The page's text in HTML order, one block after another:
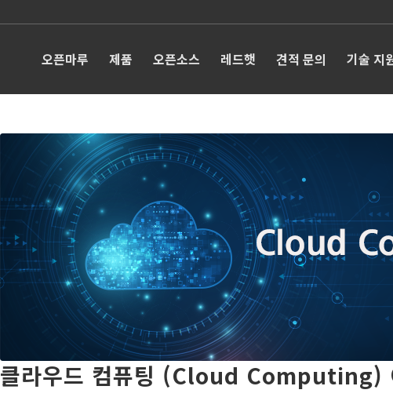
오픈마루 제품 오픈소스 레드햇 견적 문의 기술 지
클라우드 컴퓨팅 (Cloud Computing)